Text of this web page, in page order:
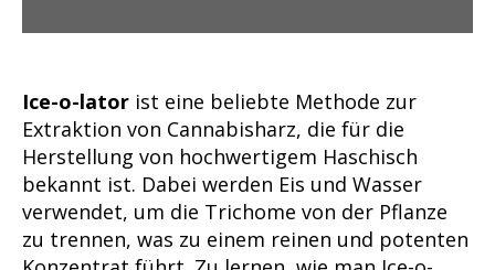
Ice-o-lator ist eine beliebte Methode zur
Extraktion von Cannabisharz, die für die
Herstellung von hochwertigem Haschisch
bekannt ist. Dabei werden Eis und Wasser
verwendet, um die Trichome von der Pflanze
zu trennen, was zu einem reinen und potenten